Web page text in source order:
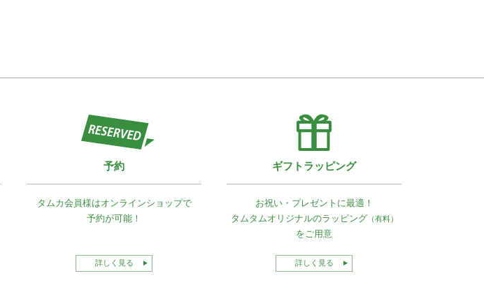
予約
タムカ会員様はオンラインショップで
予約が可能！
詳しく見る
ギフトラッピング
お祝い・プレゼントに最適！
タムタムオリジナルのラッピング（有料）
をご用意
詳しく見る